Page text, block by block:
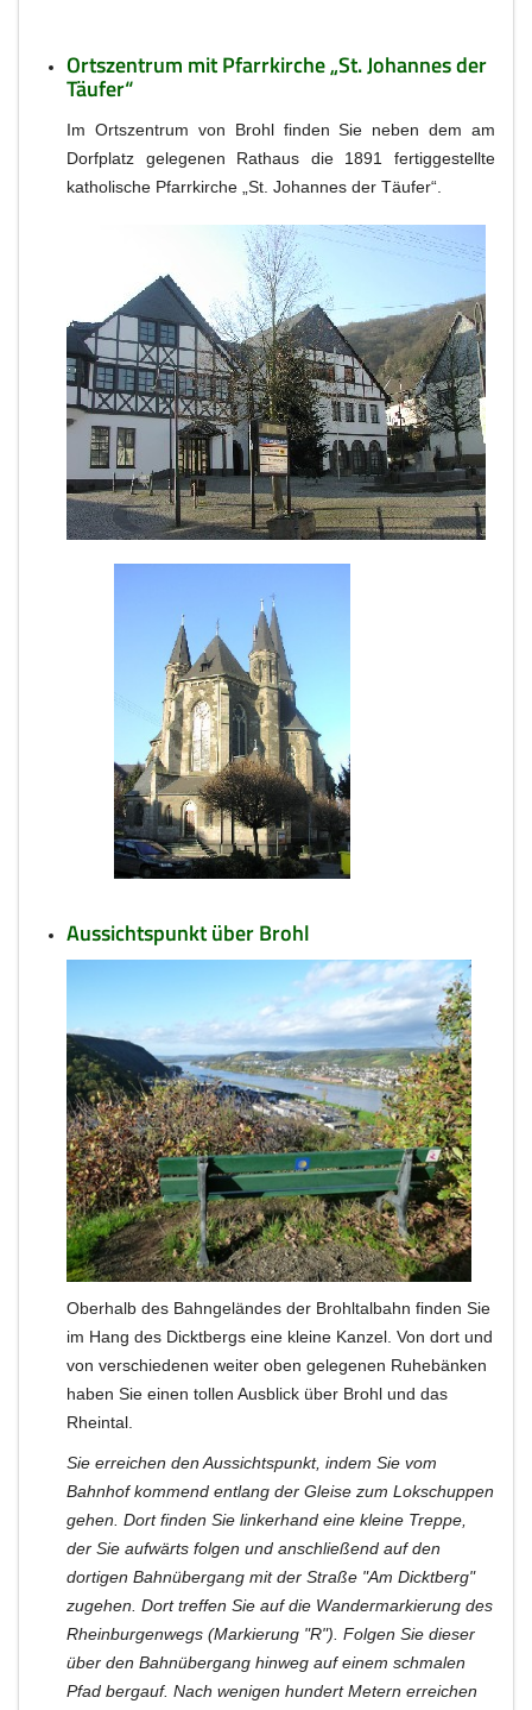
Ortszentrum mit Pfarrkirche „St. Johannes der
Täufer“
Im Ortszentrum von Brohl finden Sie neben dem am
Dorfplatz gelegenen Rathaus die 1891 fertiggestellte
katholische Pfarrkirche „St. Johannes der Täufer“.
Aussichtspunkt über Brohl
Oberhalb des Bahngeländes der Brohltalbahn finden Sie
im Hang des Dicktbergs eine kleine Kanzel. Von dort und
von verschiedenen weiter oben gelegenen Ruhebänken
haben Sie einen tollen Ausblick über Brohl und das
Rheintal.
Sie erreichen den Aussichtspunkt, indem Sie vom
Bahnhof kommend entlang der Gleise zum Lokschuppen
gehen. Dort finden Sie linkerhand eine kleine Treppe,
der Sie aufwärts folgen und anschließend auf den
dortigen Bahnübergang mit der Straße "Am Dicktberg"
zugehen. Dort treffen Sie auf die Wandermarkierung des
Rheinburgenwegs (Markierung "R"). Folgen Sie dieser
über den Bahnübergang hinweg auf einem schmalen
Pfad bergauf. Nach wenigen hundert Metern erreichen